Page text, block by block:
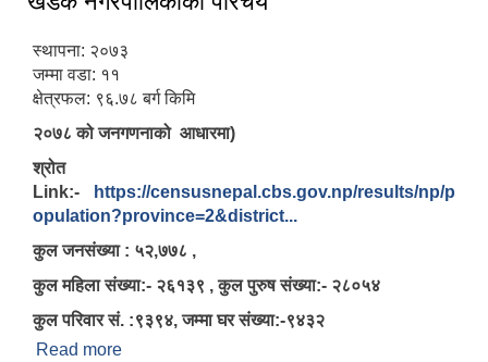
स्थापना: २०७३
जम्मा वडा: ११
क्षेत्रफल: ९६.७८ बर्ग किमि
२०७८ को जनगणनाको आधारमा)
श्रोत
Link:-
https://censusnepal.cbs.gov.np/results/np/p
opulation?province=2&district...
कुल जनसंख्या : ५२,७७८ ,
कुल महिला संख्या:- २६१३९ , कुल पुरुष संख्या:- २८०५४
कुल परिवार सं. :९३९४, जम्मा घर संख्या:-९४३२
Read more